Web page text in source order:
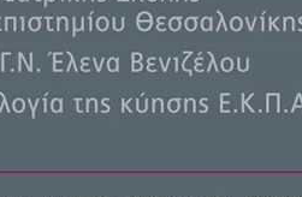
Παρέα ατόμων μαχαίρωσε
20χρονο με νυστέρι στο
δράστες